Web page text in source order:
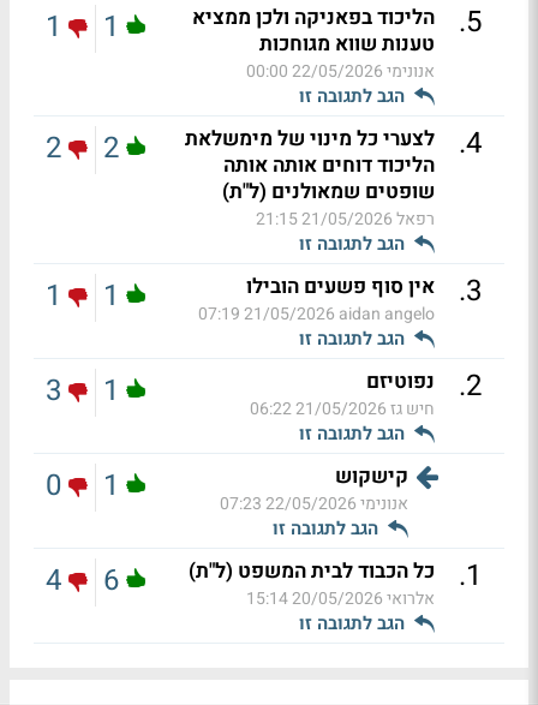
5
.
הליכוד בפאניקה ולכן ממציא
טענות שווא מגוחכות
אנונימי22/05/2026 00:00
הגב לתגובה זו
1
1
4
.
לצערי כל מינוי של מימשלאת
הליכוד דוחים אותה אותה
שופטים שמאולנים (ל"ת)
רפאל21/05/2026 21:15
הגב לתגובה זו
2
2
3
. אין סוף פשעים הובילו
aidan angelo
21/05/2026 07:19
הגב לתגובה זו
1
1
2
. נפוטיזם
חיש גז21/05/2026 06:22
הגב לתגובה זו
1
3
קישקוש
אנונימי22/05/2026 07:23
הגב לתגובה זו
1
0
1
. כל הכבוד לבית המשפט (ל"ת)
אלרואי20/05/2026 15:14
הגב לתגובה זו
6
4